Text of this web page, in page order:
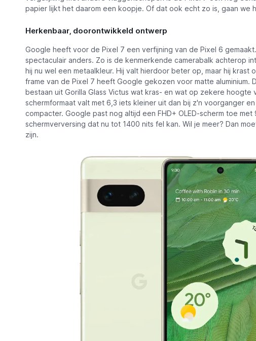
€ 337,27
Video's
papier lijkt het daarom een koopje. Of dat ook echt zo is, gaan we
Herkenbaar, doorontwikkeld ontwerp
Google heeft voor de Pixel 7 een verfijning van de Pixel 6
spectaculair anders. Zo is de kenmerkende camerabalk achterop
hij nu wel een metaalkleur. Hij valt hierdoor beter op, maar hij krast
frame van de Pixel 7 heeft Google gekozen voor matte aluminium.
bestaan uit Gorilla Glass Victus wat kras- en wat op zekere hoogte
schermformaat valt met 6,3 iets kleiner uit dan bij z'n voorganger
compacter. Google past nog altijd een FHD+ OLED-scherm toe met
schermverversing dat nu tot 1400 nits fel kan. Wil je meer? Dan
zijn.